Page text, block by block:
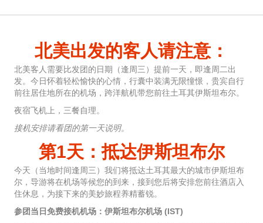
北美出发的客人请注意：
北美客人需要比发团的日期（逢周三）提前一天，即逢周二出
发。今日怀着轻松愉快的心情，行囊中装满无限憧憬，贵宾自行
前往居住地所在的机场，跨洋航机带您前往土耳其伊斯坦布尔。
夜宿飞机上，三餐自理。
接机安排请看团的第一天说明。
第1天：抵达伊斯坦布尔
今天（当地时间逢周三）我们将抵达土耳其最大的城市伊斯坦布
尔，导游将在机场等候您的到来，接到您后将安排您前往酒店入
住休息，为接下来的美妙旅程养精蓄锐。
参团当日免费接机机场：伊斯坦布尔机场 (IST)